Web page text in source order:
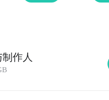
伙伴们可能就没办法在精
的apk文件到电脑上，然
”，进行安装就可以实现在
作人